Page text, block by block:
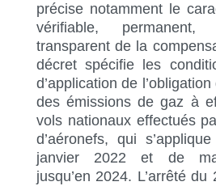
précise notamment le
vérifiable,
transparent de la
décret spécifie les
d’application de
des émissions de gaz à
vols nationaux effectués
d’aéronefs, qui
janvier 2022 et de
jusqu’en 2024. L’arrêté